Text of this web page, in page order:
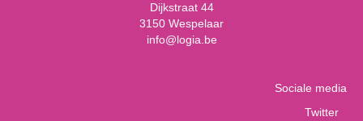
Dijkstraat 44
3150 Wespelaar
info@logia.be
Sociale media
Twitter